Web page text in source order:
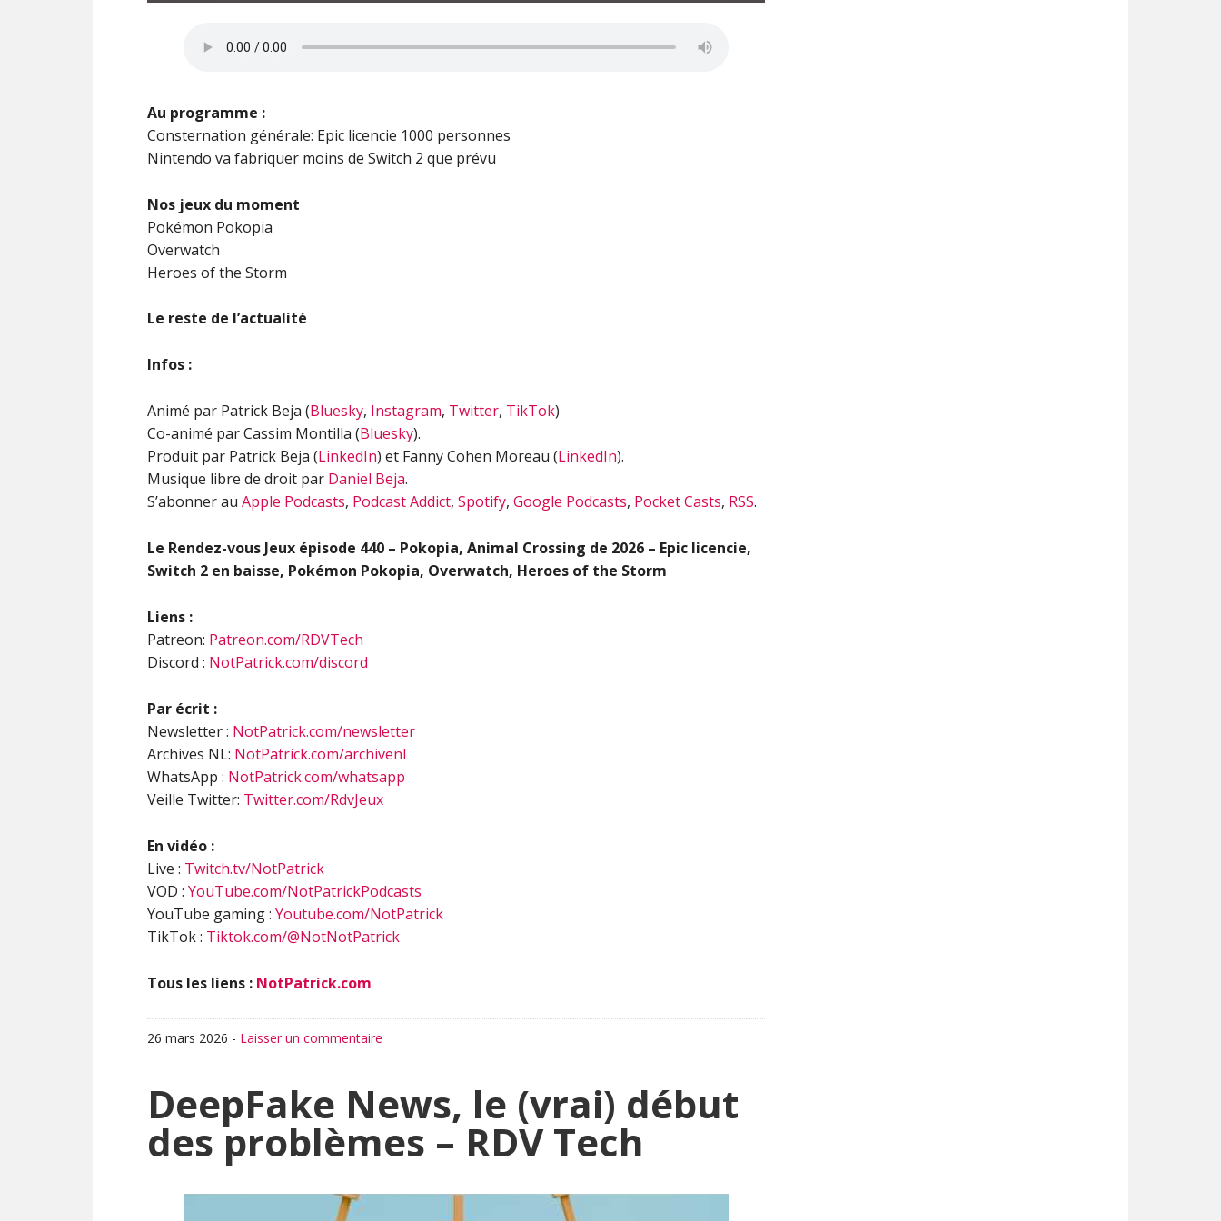
Au programme :
Consternation générale: Epic licencie 1000 personnes
Nintendo va fabriquer moins de Switch 2 que prévu
Nos jeux du moment
Pokémon Pokopia
Overwatch
Heroes of the Storm
Le reste de l’actualité
Infos :
Animé par Patrick Beja (Bluesky, Instagram, Twitter, TikTok)
Co-animé par Cassim Montilla (Bluesky).
Produit par Patrick Beja (LinkedIn) et Fanny Cohen Moreau (LinkedIn).
Musique libre de droit par Daniel Beja.
S’abonner au Apple Podcasts, Podcast Addict, Spotify, Google Podcasts, Pocket Casts, RSS.
Le Rendez-vous Jeux épisode 440 – Pokopia, Animal Crossing de 2026 – Epic licencie,
Switch 2 en baisse, Pokémon Pokopia, Overwatch, Heroes of the Storm
Liens :
Patreon: Patreon.com/RDVTech
Discord : NotPatrick.com/discord
Par écrit :
Newsletter : NotPatrick.com/newsletter
Archives NL: NotPatrick.com/archivenl
WhatsApp : NotPatrick.com/whatsapp
Veille Twitter: Twitter.com/RdvJeux
En vidéo :
Live : Twitch.tv/NotPatrick
VOD : YouTube.com/NotPatrickPodcasts
YouTube gaming : Youtube.com/NotPatrick
TikTok : Tiktok.com/@NotNotPatrick
Tous les liens : NotPatrick.com
26 mars 2026 - Laisser un commentaire
DeepFake News, le (vrai) début
des problèmes – RDV Tech